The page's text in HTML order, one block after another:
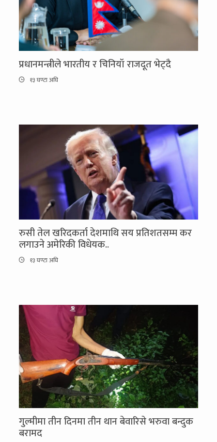
प्रधानमन्त्रीले भारतीय र चिनियाँ राजदूत भेट्दै
१३ घण्टा अघि
रुसी तेल खरिदकर्ता देशमाथि सय प्रतिशतसम्म कर
लगाउने अमेरिकी विधेयक..
१३ घण्टा अघि
गुल्मीमा तीन दिनमा तीन थान बेवारिसे भरुवा बन्दुक
बरामद